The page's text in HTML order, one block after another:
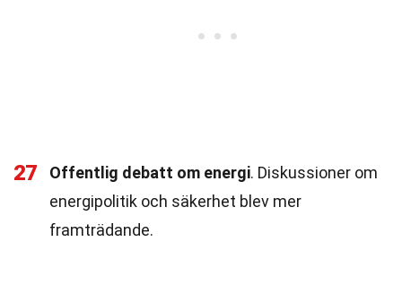
27 Offentlig debatt om energi. Diskussioner om
energipolitik och säkerhet blev mer
framträdande.